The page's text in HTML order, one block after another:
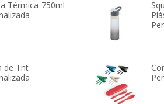
Térmica 750ml
de Tnt
promocionais. Isto só
responsabilidade e
competência que nos